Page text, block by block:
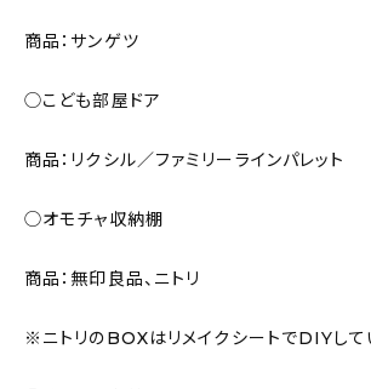
商品：サンゲツ
◯こども部屋ドア
商品：リクシル／ファミリーラインパレット
◯オモチャ収納棚
商品：無印良品、ニトリ
※ニトリのBOXはリメイクシートでDIYして